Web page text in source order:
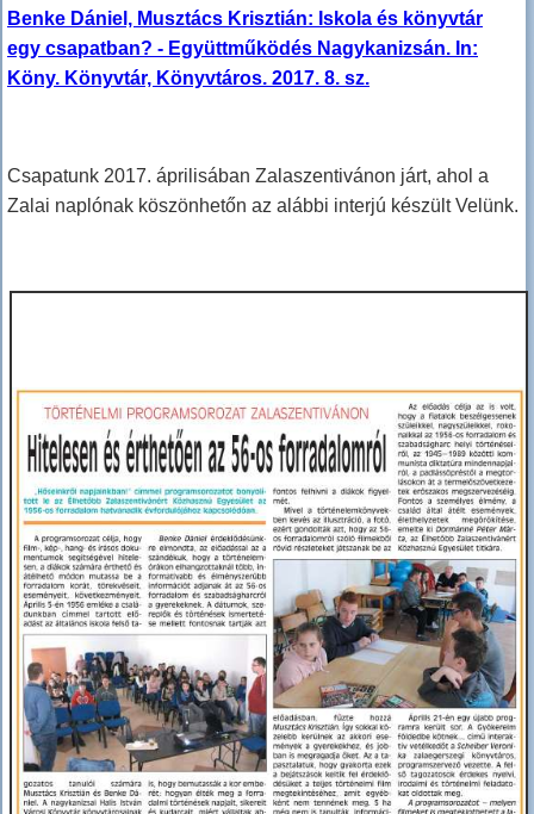
Benke Dániel, Musztács Krisztián: Iskola és könyvtár
egy csapatban? - Együttműködés Nagykanizsán. In:
Köny. Könyvtár, Könyvtáros. 2017. 8. sz.
Csapatunk 2017. áprilisában Zalaszentivánon járt, ahol a
Zalai naplónak köszönhetőn az alábbi interjú készült Velünk.